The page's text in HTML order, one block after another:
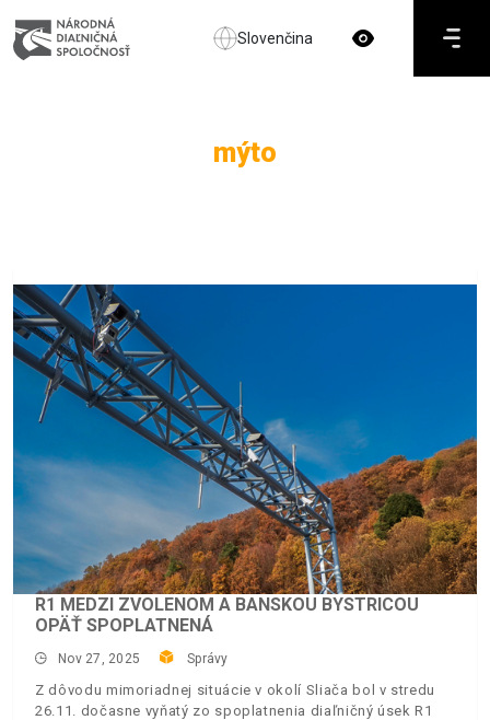
Slovenčina
mýto
R1 MEDZI ZVOLENOM A BANSKOU BYSTRICOU
OPÄŤ SPOPLATNENÁ
Nov 27, 2025 Správy
Z dôvodu mimoriadnej situácie v okolí Sliača bol v stredu
26.11. dočasne vyňatý zo spoplatnenia diaľničný úsek R1